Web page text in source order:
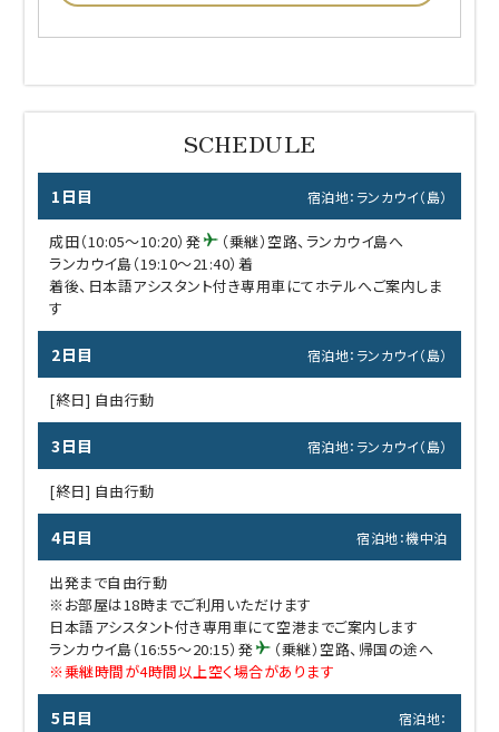
1日目 宿泊地：ランカウイ（島）
成田（10:05～10:20）発
（乗継）空路、ランカウイ島へ
ランカウイ島（19:10～21:40）着
着後、日本語アシスタント付き専用車にてホテルへご案内しま
す
2日目 宿泊地：ランカウイ（島）
[終日] 自由行動
3日目 宿泊地：ランカウイ（島）
[終日] 自由行動
4日目 宿泊地：機中泊
出発まで自由行動
※お部屋は18時までご利用いただけます
日本語アシスタント付き専用車にて空港までご案内します
ランカウイ島（16:55～20:15）発
（乗継）空路、帰国の途へ
※乗継時間が4時間以上空く場合があります
5日目 宿泊地：